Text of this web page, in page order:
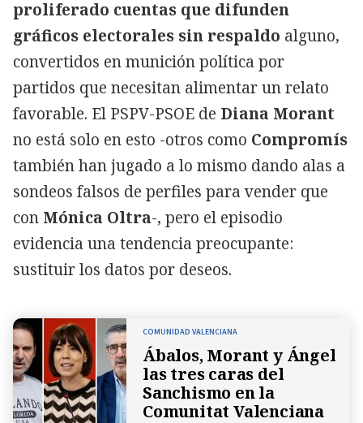
proliferado cuentas que difunden
gráficos electorales sin respaldo alguno,
convertidos en munición política por
partidos que necesitan alimentar un relato
favorable. El PSPV-PSOE de Diana Morant
no está solo en esto -otros como Compromís
también han jugado a lo mismo dando alas a
sondeos falsos de perfiles para vender que
con Mónica Oltra-, pero el episodio
evidencia una tendencia preocupante:
sustituir los datos por deseos.
COMUNIDAD VALENCIANA
Ábalos, Morant y Ángel
las tres caras del
Sanchismo en la
Comunitat Valenciana